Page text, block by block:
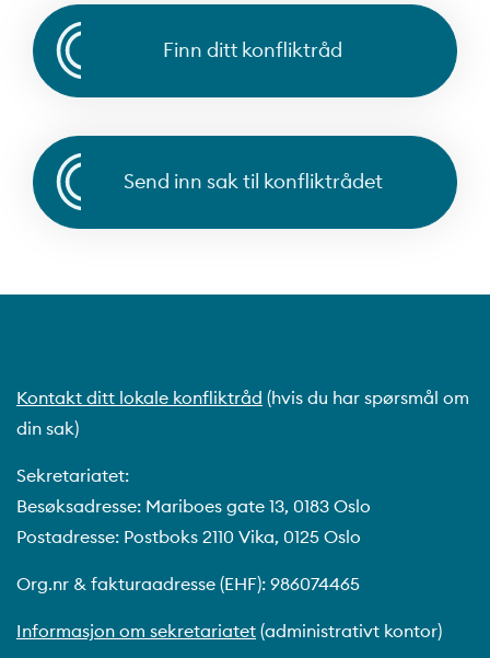
Finn ditt konfliktråd
Send inn sak til konfliktrådet
Kontakt ditt lokale konfliktråd (hvis du har spørsmål om
din sak)
Sekretariatet:
Besøksadresse: Mariboes gate 13, 0183 Oslo
Postadresse: Postboks 2110 Vika, 0125 Oslo
Org.nr & fakturaadresse (EHF): 986074465
Informasjon om sekretariatet (administrativt kontor)